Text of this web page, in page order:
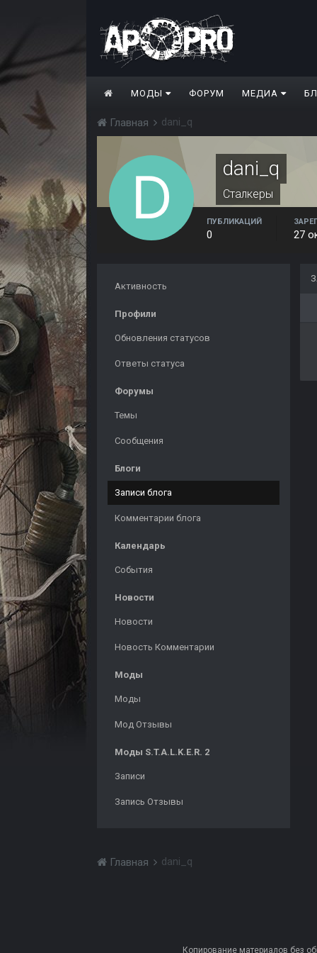
МОДЫ ФОРУМ МЕДИА
Главная dani_q
dani_q
Сталкеры
ПУБЛИКАЦИЙ
0 27
Активность
Профили
Обновления статусов
Ответы статуса
Форумы
Темы
Сообщения
Блоги
Записи блога
Комментарии блога
Календарь
События
Новости
Новости
Новость Комментарии
Моды
Моды
Мод Отзывы
Моды S.T.A.L.K.E.R. 2
Записи
Запись Отзывы
Главная dani_q
Копирование материалов без